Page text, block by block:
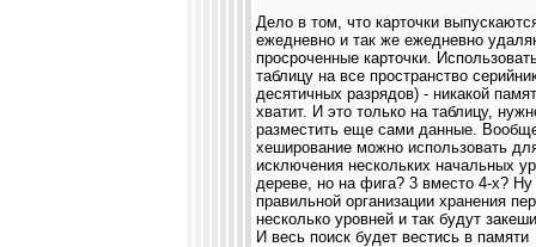
Дело в том, что карточки
ежедневно и так же ежедневно
просроченные карточки.
таблицу на все пространство
десятичных разрядов) - никакой
хватит. И это только на таблицу,
разместить еще сами данные.
хеширование можно использовать
исключения нескольких начальных
дереве, но на фига? 3 вместо 4-х?
правильной организации хранения
несколько уровней и так будут
И весь поиск будет вестись в памяти